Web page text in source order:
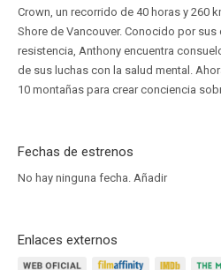
Crown, un recorrido de 40 horas y 260
Shore de Vancouver. Conocido por
resistencia, Anthony encuentra
de sus luchas con la salud mental.
10 montañas para crear conciencia
Fechas de estrenos
No hay ninguna fecha. Añadir
Enlaces externos